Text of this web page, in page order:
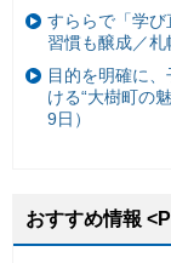
すららで「学
習慣も醸成／札
目的を明確に
ける“大樹町の
9日）
おすすめ情報